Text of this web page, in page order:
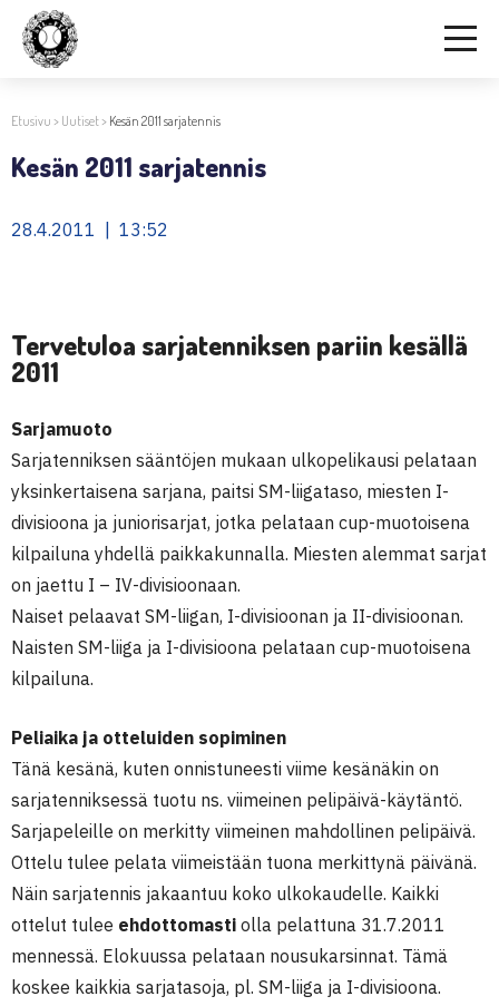
Etusivu > Uutiset> Kesän 2011 sarjatennis
Kesän 2011 sarjatennis
28.4.2011 | 13:52
Tervetuloa sarjatenniksen pariin kesällä
2011
Sarjamuoto
Sarjatenniksen sääntöjen mukaan ulkopelikausi pelataan
yksinkertaisena sarjana, paitsi SM-liigataso, miesten I-
divisioona ja juniorisarjat, jotka pelataan cup-muotoisena
kilpailuna yhdellä paikkakunnalla. Miesten alemmat sarjat
on jaettu I – IV-divisioonaan.
Naiset pelaavat SM-liigan, I-divisioonan ja II-divisioonan.
Naisten SM-liiga ja I-divisioona pelataan cup-muotoisena
kilpailuna.
Peliaika ja otteluiden sopiminen
Tänä kesänä, kuten onnistuneesti viime kesänäkin on
sarjatenniksessä tuotu ns. viimeinen pelipäivä-käytäntö.
Sarjapeleille on merkitty viimeinen mahdollinen pelipäivä.
Ottelu tulee pelata viimeistään tuona merkittynä päivänä.
Näin sarjatennis jakaantuu koko ulkokaudelle. Kaikki
ottelut tulee ehdottomasti olla pelattuna 31.7.2011
mennessä. Elokuussa pelataan nousukarsinnat. Tämä
koskee kaikkia sarjatasoja, pl. SM-liiga ja I-divisioona.